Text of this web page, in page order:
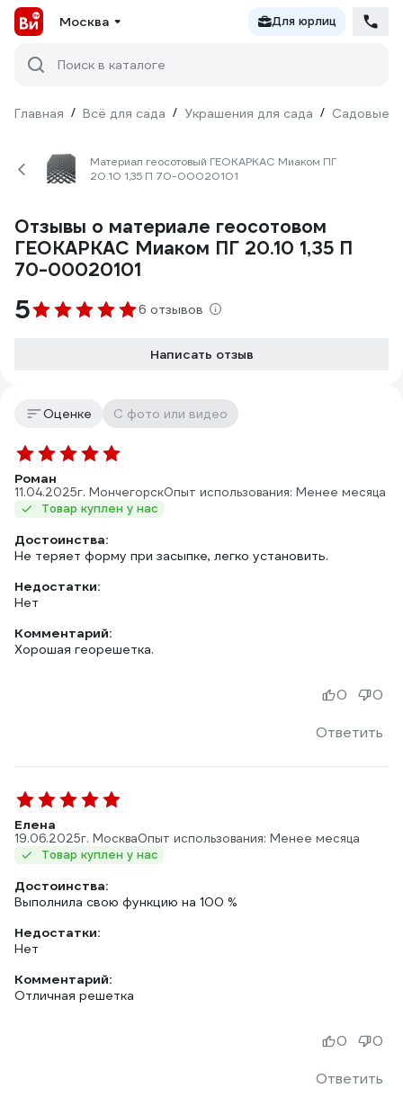
Москва Для юрлиц
Поиск в каталоге
Главная / Всё для сада / Украшения для сада / Садовые
Материал геосотовый ГЕОКАРКАС Миаком ПГ
20.10 1,35 П 70-00020101
Отзывы о материале геосотовом
ГЕОКАРКАС Миаком ПГ 20.10 1,35 П
70-00020101
5 6 отзывов
Написать отзыв
Оценке С фото или видео
Роман
11.04.2025г. МончегорскОпыт использования: Менее месяца
Товар куплен у нас
Достоинства:
Не теряет форму при засыпке, легко установить.
Недостатки:
Нет
Комментарий:
Хорошая георешетка.
Ответить
0 0
Елена
19.06.2025г. МоскваОпыт использования: Менее месяца
Товар куплен у нас
Достоинства:
Выполнила свою функцию на 100 %
Недостатки:
Нет
Комментарий:
Отличная решетка
Ответить
0 0